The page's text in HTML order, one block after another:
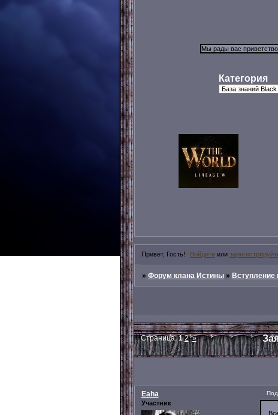
Категория
Привет, Гость! Войдите или
» Форум клана Истины » Вступление
Страница:1 2 »
Eaha
Участник